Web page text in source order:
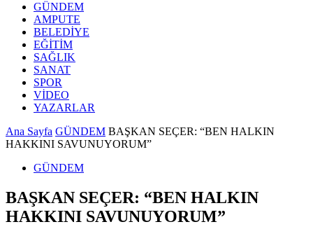
GÜNDEM
AMPUTE
BELEDİYE
EĞİTİM
SAĞLIK
SANAT
SPOR
VİDEO
YAZARLAR
Ana Sayfa GÜNDEM BAŞKAN SEÇER: “BEN HALKIN
HAKKINI SAVUNUYORUM”
GÜNDEM
BAŞKAN SEÇER: “BEN HALKIN
HAKKINI SAVUNUYORUM”